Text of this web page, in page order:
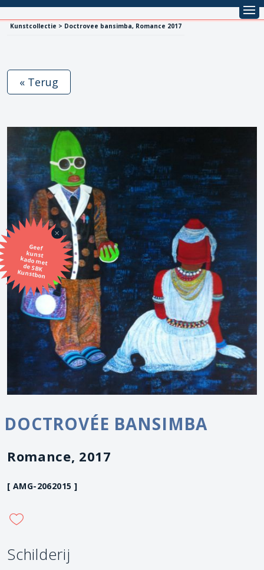
Kunstcollectie > Doctrovee bansimba, Romance 2017
Geef
kunst
kado met
de SBK
Kunstbon
« Terug
DOCTROVÉE BANSIMBA
Romance, 2017
[ AMG-2062015 ]
Schilderij